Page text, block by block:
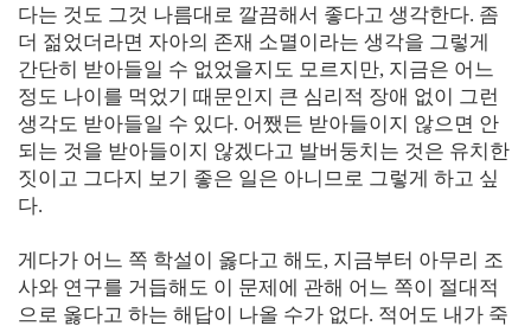
다는 것도 그것 나름대로 깔끔해서 좋다고 생각한다. 좀
더 젊었더라면 자아의 존재 소멸이라는 생각을 그렇게
간단히 받아들일 수 없었을지도 모르지만, 지금은 어느
정도 나이를 먹었기 때문인지 큰 심리적 장애 없이 그런
생각도 받아들일 수 있다. 어쨌든 받아들이지 않으면 안
되는 것을 받아들이지 않겠다고 발버둥치는 것은 유치한
짓이고 그다지 보기 좋은 일은 아니므로 그렇게 하고 싶
다.
게다가 어느 쪽 학설이 옳다고 해도, 지금부터 아무리 조
사와 연구를 거듭해도 이 문제에 관해 어느 쪽이 절대적
으로 옳다고 하는 해답이 나올 수가 없다. 적어도 내가 죽